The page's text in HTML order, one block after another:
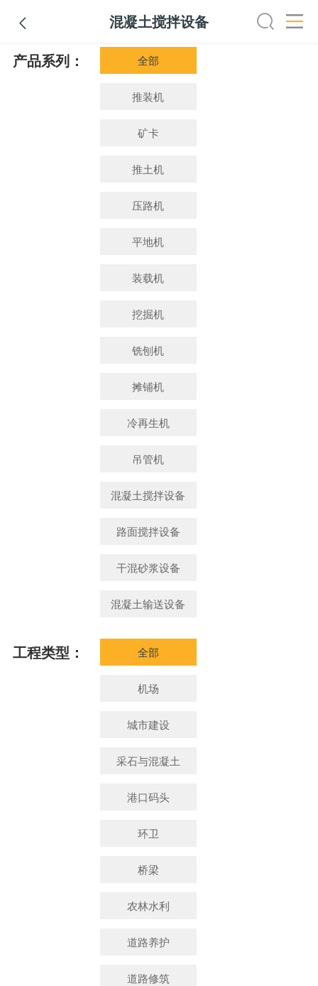
 混凝土搅拌设备
推土机 压路机 平地机
产品系列： 全部
推装机
矿卡
推土机
压路机
平地机
装载机
挖掘机
铣刨机
摊铺机
冷再生机
吊管机
混凝土搅拌设备
路面搅拌设备
干混砂浆设备
混凝土输送设备
工程类型： 全部
机场
城市建设
采石与混凝土
港口码头
环卫
桥梁
农林水利
道路养护
道路修筑